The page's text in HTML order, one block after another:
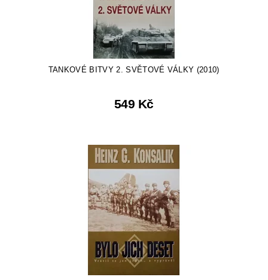
TANKOVÉ BITVY 2. SVĚTOVÉ VÁLKY (2010)
549 Kč